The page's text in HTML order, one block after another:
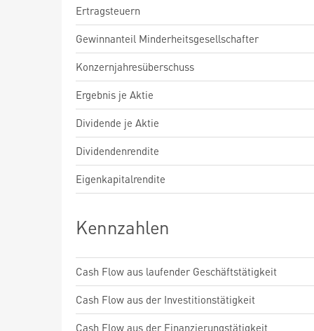
Ertragsteuern
Gewinnanteil Minderheitsgesellschafter
Konzernjahresüberschuss
Ergebnis je Aktie
Dividende je Aktie
Dividendenrendite
Eigenkapitalrendite
Kennzahlen
Cash Flow aus laufender Geschäftstätigkeit
Cash Flow aus der Investitionstätigkeit
Cash Flow aus der Finanzierungstätigkeit